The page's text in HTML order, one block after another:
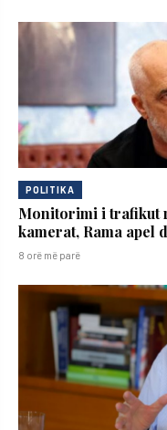
POLITIKA
Monitorimi i trafikut
kamerat, Rama apel
8 orë më parë